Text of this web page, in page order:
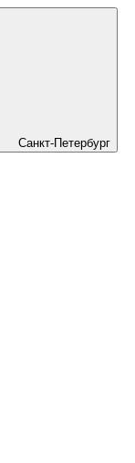
Санкт-Петербург